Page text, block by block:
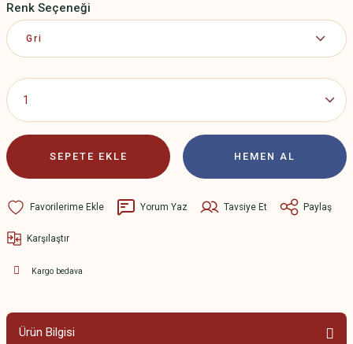
Renk Seçeneği
SEPETE EKLE HEMEN AL
Yorum Yaz Tavsiye Et Paylaş
Karşılaştır
Kargo bedava
Ürün Bilgisi